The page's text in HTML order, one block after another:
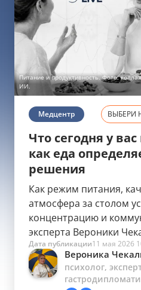
Медцентр ВЫБЕРИ
Что сегодня у
как еда
решения
Как режим питания,
атмосфера за столом
концентрацию и
эксперта Вероники
Вероника
психолог,
Дата публикации11 мая 2026
Питание и продуктивность. Фото:
ИИ.